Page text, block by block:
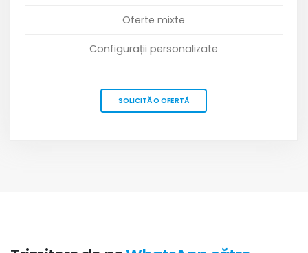
Oferte mixte
Configurații personalizate
SOLICITĂ O OFERTĂ